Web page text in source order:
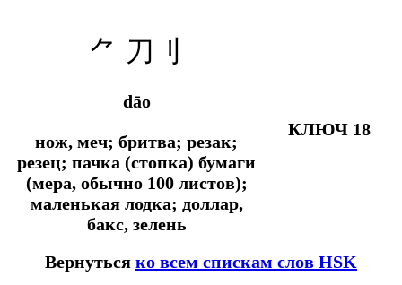
⺈ 刀刂
dāo
нож, меч; бритва; резак;
резец; пачка (стопка) бумаги
(мера, обычно 100 листов);
маленькая лодка; доллар,
бакс, зелень
КЛЮЧ 18
Вернуться ко всем спискам слов HSK